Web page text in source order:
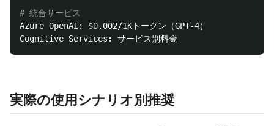
# 統合サービス
Azure OpenAI: $0.002/1Kトークン（GPT-4）
実際の使用シナリオ別推奨